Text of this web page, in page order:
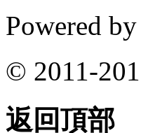
Powered by
© 2011-
返回頂部